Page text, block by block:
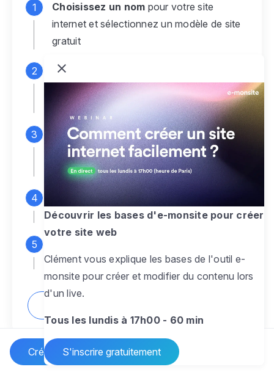
Créer un site Internet
Choisissez un nom pour votre site
internet et sélectionnez un modèle de site
gratuit
Connectez-vous
monsite gratuit pour accéder à votre
espace d'administration
Personnalisez entièrement le
designpour créer un site web sur-mesure,
à votre image
Ajoutez des pagessans limite pour
présenter votre activité, votre passion
pour rendre votre site dynamique
Découvrir les bases d'e-monsite pour créer
votre site web
Clément vous explique les bases de l'outil e-
monsite pour créer et modifier du contenu lors
d'un live.
Tous les lundis à 17h00 - 60 min
S'inscrire gratuitement